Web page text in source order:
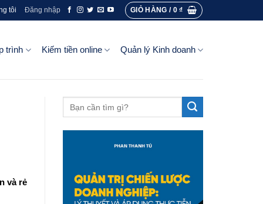
tôi Đăng nhập GIỎ HÀNG / 0₫
trình Kiếm tiền online Quản lý Kinh doanh
và rẻ